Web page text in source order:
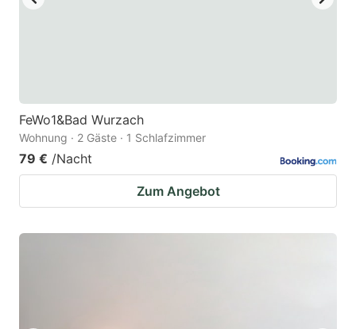
FeWo1&Bad Wurzach
Wohnung · 2 Gäste · 1 Schlafzimmer
79 € /Nacht
Zum Angebot